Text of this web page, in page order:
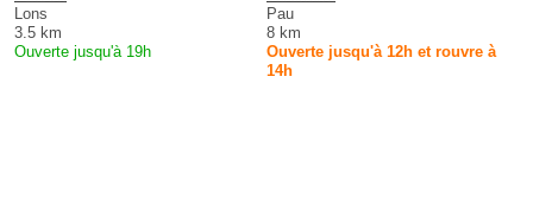
Lons
3.5 km
Ouverte jusqu'à 19h
Pau
8 km
Ouverte jusqu'à 12h et rouvre à
14h